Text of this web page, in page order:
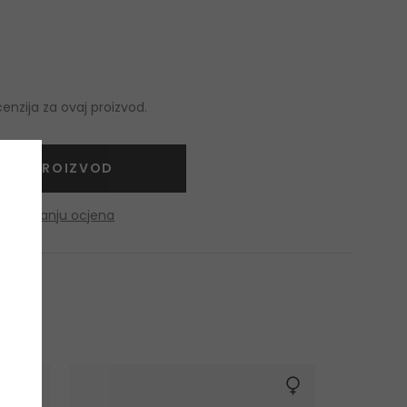
za ovaj proizvod.
PROIZVOD
dobivanju ocjena